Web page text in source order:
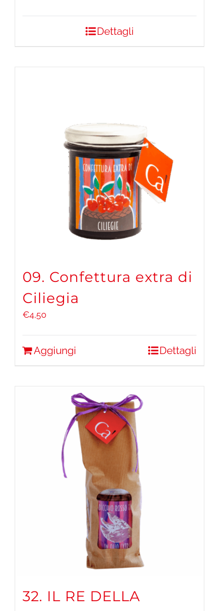
Dettagli
09. Confettura extra di
Ciliegia
€4,50
Aggiungi Dettagli
32. IL RE DELLA